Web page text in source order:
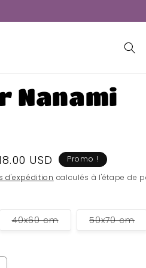
Nanami
USD
Promo !
d'expédition calculés à l'étape de
40x60 cmVariante
épuisée
50x70 cm